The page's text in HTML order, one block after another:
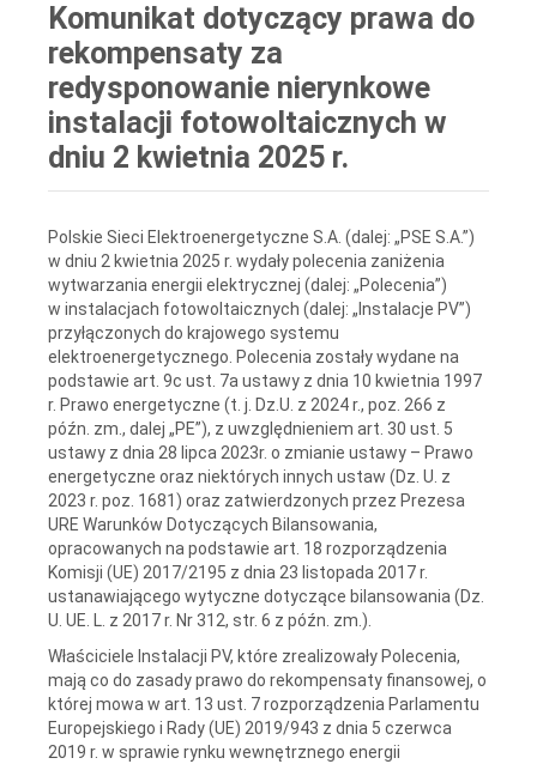
Komunikat dotyczący prawa do
rekompensaty za
redysponowanie nierynkowe
instalacji fotowoltaicznych w
dniu 2 kwietnia 2025 r.
Polskie Sieci Elektroenergetyczne S.A. (dalej: „PSE S.A.”)
w dniu 2 kwietnia 2025 r. wydały polecenia zaniżenia
wytwarzania energii elektrycznej (dalej: „Polecenia”)
w instalacjach fotowoltaicznych (dalej: „Instalacje PV”)
przyłączonych do krajowego systemu
elektroenergetycznego. Polecenia zostały wydane na
podstawie art. 9c ust. 7a ustawy z dnia 10 kwietnia 1997
r. Prawo energetyczne (t. j. Dz.U. z 2024 r., poz. 266 z
późn. zm., dalej „PE”), z uwzględnieniem art. 30 ust. 5
ustawy z dnia 28 lipca 2023r. o zmianie ustawy – Prawo
energetyczne oraz niektórych innych ustaw (Dz. U. z
2023 r. poz. 1681) oraz zatwierdzonych przez Prezesa
URE Warunków Dotyczących Bilansowania,
opracowanych na podstawie art. 18 rozporządzenia
Komisji (UE) 2017/2195 z dnia 23 listopada 2017 r.
ustanawiającego wytyczne dotyczące bilansowania (Dz.
U. UE. L. z 2017 r. Nr 312, str. 6 z późn. zm.).
Właściciele Instalacji PV, które zrealizowały Polecenia,
mają co do zasady prawo do rekompensaty finansowej, o
której mowa w art. 13 ust. 7 rozporządzenia Parlamentu
Europejskiego i Rady (UE) 2019/943 z dnia 5 czerwca
2019 r. w sprawie rynku wewnętrznego energii